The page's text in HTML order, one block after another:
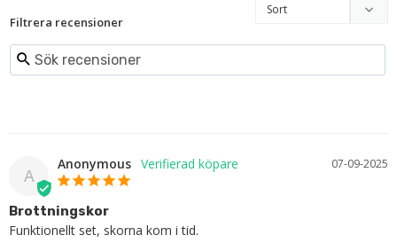
Filtrera recensioner
A
07-09-2025
Anonymous
Brottningskor
Funktionellt set, skorna kom i tid.